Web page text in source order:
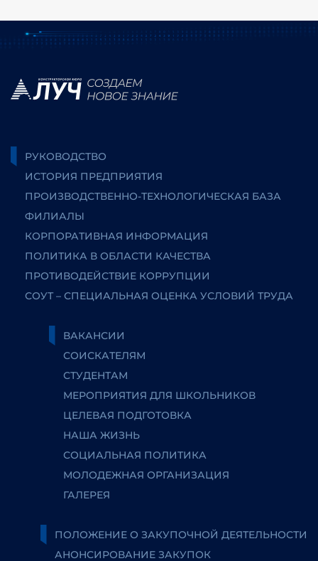
РУКОВОДСТВО
ИСТОРИЯ ПРЕДПРИЯТИЯ
ПРОИЗВОДСТВЕННО-ТЕХНОЛОГИЧЕСКАЯ БАЗА
ФИЛИАЛЫ
КОРПОРАТИВНАЯ ИНФОРМАЦИЯ
ПОЛИТИКА В ОБЛАСТИ КАЧЕСТВА
ПРОТИВОДЕЙСТВИЕ КОРРУПЦИИ
СОУТ – СПЕЦИАЛЬНАЯ ОЦЕНКА УСЛОВИЙ ТРУДА
ВАКАНСИИ
СОИСКАТЕЛЯМ
СТУДЕНТАМ
МЕРОПРИЯТИЯ ДЛЯ ШКОЛЬНИКОВ
ЦЕЛЕВАЯ ПОДГОТОВКА
НАША ЖИЗНЬ
СОЦИАЛЬНАЯ ПОЛИТИКА
МОЛОДЕЖНАЯ ОРГАНИЗАЦИЯ
ГАЛЕРЕЯ
ПОЛОЖЕНИЕ О ЗАКУПОЧНОЙ ДЕЯТЕЛЬНОСТИ
АНОНСИРОВАНИЕ ЗАКУПОК